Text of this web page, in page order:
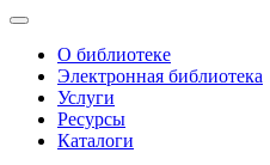
О библиотеке
Электронная библиотека
Услуги
Ресурсы
Каталоги